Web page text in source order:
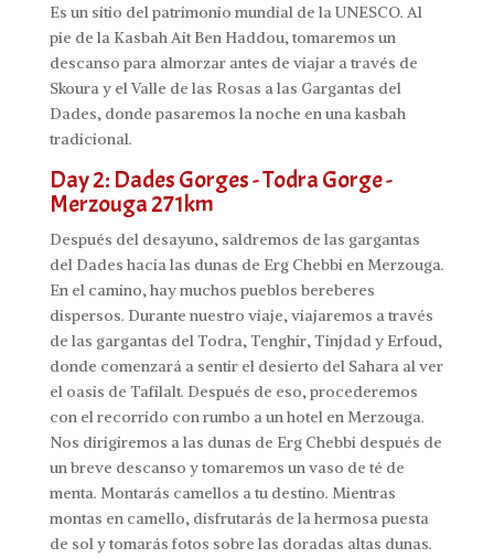
Es un sitio del patrimonio mundial de la UNESCO. Al
pie de la Kasbah Ait Ben Haddou, tomaremos un
descanso para almorzar antes de viajar a través de
Skoura y el Valle de las Rosas a las Gargantas del
Dades, donde pasaremos la noche en una kasbah
tradicional.
Day 2: Dades Gorges - Todra Gorge -
Merzouga 271km
Después del desayuno, saldremos de las gargantas
del Dades hacia las dunas de Erg Chebbi en Merzouga.
En el camino, hay muchos pueblos bereberes
dispersos. Durante nuestro viaje, viajaremos a través
de las gargantas del Todra, Tenghir, Tinjdad y Erfoud,
donde comenzará a sentir el desierto del Sahara al ver
el oasis de Tafilalt. Después de eso, procederemos
con el recorrido con rumbo a un hotel en Merzouga.
Nos dirigiremos a las dunas de Erg Chebbi después de
un breve descanso y tomaremos un vaso de té de
menta. Montarás camellos a tu destino. Mientras
montas en camello, disfrutarás de la hermosa puesta
de sol y tomarás fotos sobre las doradas altas dunas.